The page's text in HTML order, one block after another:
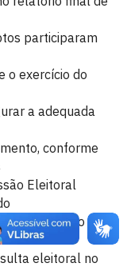
participaram
o exercício do
a adequada
conforme
Eleitoral
considerado
eleitoral no